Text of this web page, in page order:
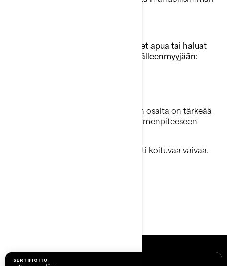
Mikäli sinulla on kysymyksiä, tarvitset apua tai haluat
löytää lähimmän valtuutetun BRP jälleenmyyjään:
Jatkuva tyytyväisyys BRP-tuotteiden osalta on tärkeää
meille. Olemme ryhtyneet tähän toimenpiteeseen
Pahoittelemme asiasta mahdollisesti koituvaa vaivaa.
Resurssit